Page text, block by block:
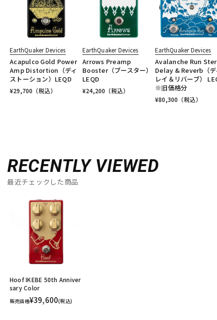
EarthQuaker Devices
Acapulco Gold Power
Amp Distortion（ディ
ストーション）LEQD
¥29,700 （税込）
EarthQuaker Devices
Arrows Preamp
Booster（ブースター）
LEQD
¥24,200 （税込）
EarthQuaker Devices
Avalanche Run
Delay & Reverb（デ
レイ＆リバーブ）
※旧価格分
¥80,300 （税込）
RECENTLY VIEWED
最近チェックした商品
Hoof IKEBE 50th Anniver
sary Color
販売価格¥39,600(税込)